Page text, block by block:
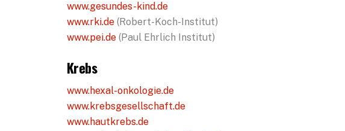
www.gesundes-kind.de
www.rki.de(Robert-Koch-Institut)
www.pei.de(Paul Ehrlich Institut)
Krebs
www.hexal-onkologie.de
www.krebsgesellschaft.de
www.hautkrebs.de